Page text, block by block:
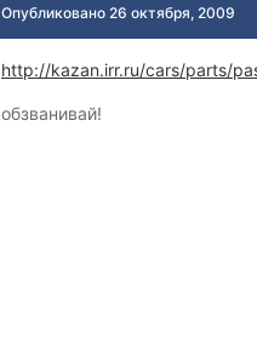
Опубликовано 26 октября, 2009
http://kazan.irr.ru/cars/parts/
обзванивай!